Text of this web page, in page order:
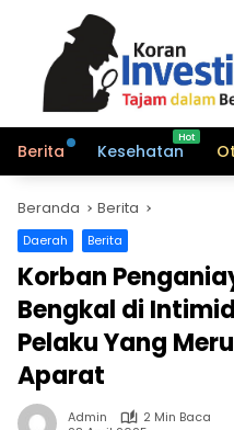
Berita Kesehatan
Beranda Berita
Daerah Berita
Korban
Bengkal di
Pelaku Yang
Aparat
Admin
2 Min Baca